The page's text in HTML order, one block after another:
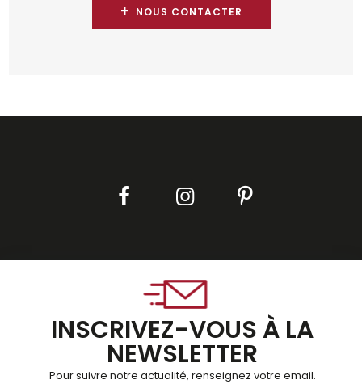
+ NOUS CONTACTER
INSCRIVEZ-VOUS À LA
NEWSLETTER
Pour suivre notre actualité, renseignez votre email.